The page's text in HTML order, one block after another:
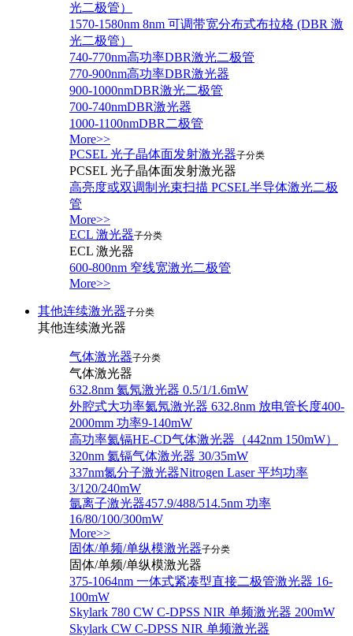
光二极管）
1570-1580nm 8nm 可调带宽分布式布拉格 (DBR 激
光二极管）
740-770nm高功率DBR激光二极管
770-900nm高功率DBR激光器
900-1000nmDBR激光二极管
700-740nmDBR激光器
1000-1100nmDBR二极管
More>>
PCSEL 光子晶体面发射激光器子分类
PCSEL 光子晶体面发射激光器
高亮度或双调制光束扫描 PCSEL半导体激光二极
管
More>>
ECL 激光器子分类
ECL 激光器
600-800nm 窄线宽激光二极管
More>>
其他连续激光器子分类
其他连续激光器
气体激光器子分类
气体激光器
632.8nm 氦氖激光器 0.5/1/1.6mW
外腔式大功率氦氖激光器 632.8nm 放电管长度400-
2000mm 功率9-140mW
高功率氦镉HE-CD气体激光器（442nm 150mW）
320nm 氦镉气体激光器 30/35mW
337nm氮分子激光器Nitrogen Laser 平均功率
3/120/240mW
氩离子激光器457.9/488/514.5nm 功率
16/80/100/300mW
More>>
固体/单频/单纵模激光器子分类
固体/单频/单纵模激光器
375-1064nm 一体式紧凑型直接二极管激光器 16-
100mW
Skylark 780 CW C-DPSS NIR 单频激光器 200mW
Skylark CW C-DPSS NIR 单频激光器